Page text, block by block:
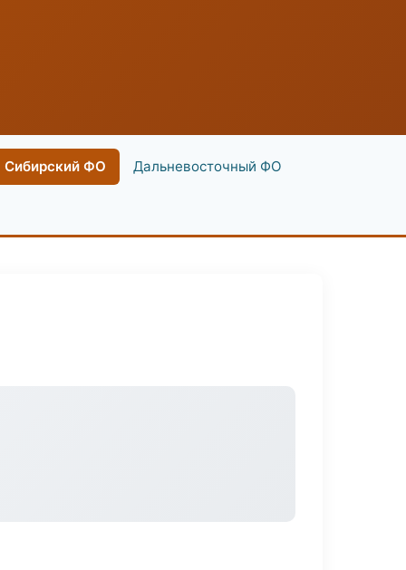
Сибирский ФО Дальневосточный ФО